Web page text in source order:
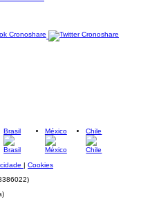
Brasil México Chile
| Cookies